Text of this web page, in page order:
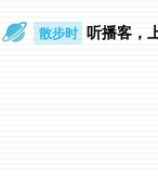
通勤路上 听播客